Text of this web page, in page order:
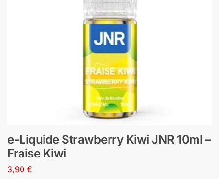
e-Liquide Strawberry Kiwi JNR 10ml –
Fraise Kiwi
3,90 €